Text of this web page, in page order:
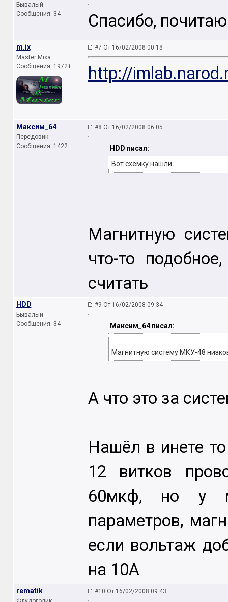
Бывалый
Сообщения: 34
Спасибо, почитаю
m.ix
Master Mixa
Сообщения: 1972+
#7 От 16/02/2008 00:18
http://
Максим_64
Передовик
Сообщения: 1422
#8 От 16/02/2008 06:05
HDD писал:
Вот схемку нашли
Магнитную
что-то
считать
HDD
Бывалый
Сообщения: 34
#9 От 16/02/2008 09:34
Максим_64 писал:
Магнитную систему МКУ-48
А что это за
Нашёл в инете
12 витков
60мкф, но у
параметров,
если вольтаж
на 10A
rematik #10 От 16/02/2008 09:43